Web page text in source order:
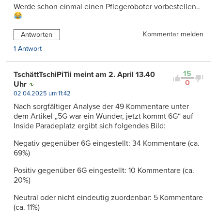
Werde schon einmal einen Pflegeroboter vorbestellen..
Antworten
Kommentar melden
1 Antwort
15
0
TschättTschiPiTii meint am 2. April 13.40
Uhr
02.04.2025 um 11:42
Nach sorgfältiger Analyse der 49 Kommentare unter
dem Artikel „5G war ein Wunder, jetzt kommt 6G“ auf
Inside Paradeplatz ergibt sich folgendes Bild:​
Negativ gegenüber 6G eingestellt: 34 Kommentare (ca.
69%)​
Positiv gegenüber 6G eingestellt: 10 Kommentare (ca.
20%)​
Neutral oder nicht eindeutig zuordenbar: 5 Kommentare
(ca. 11%)​